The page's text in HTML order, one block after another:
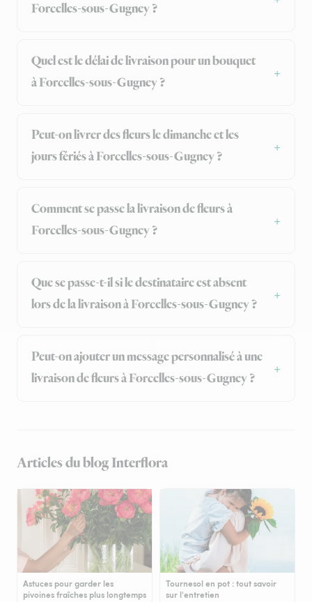
Forcelles-sous-Gugney ?
Quel est le délai de livraison pour un bouquet
à Forcelles-sous-Gugney ?
Peut-on livrer des fleurs le dimanche et les
jours fériés à Forcelles-sous-Gugney ?
Comment se passe la livraison de fleurs à
Forcelles-sous-Gugney ?
Que se passe-t-il si le destinataire est absent
lors de la livraison à Forcelles-sous-Gugney ?
Peut-on ajouter un message personnalisé à une
livraison de fleurs à Forcelles-sous-Gugney ?
Articles du blog Interflora
Astuces pour garder les
pivoines fraîches plus longtemps
Tournesol en pot : tout savoir
sur l'entretien